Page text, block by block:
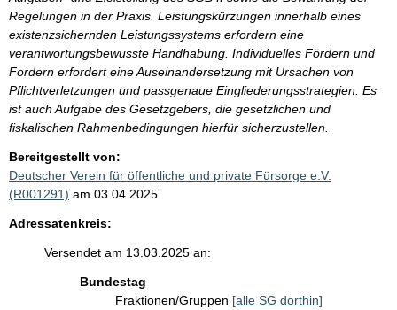
Regelungen in der Praxis. Leistungskürzungen innerhalb eines
existenzsichernden Leistungssystems erfordern eine
verantwortungsbewusste Handhabung. Individuelles Fördern und
Fordern erfordert eine Auseinandersetzung mit Ursachen von
Pflichtverletzungen und passgenaue Eingliederungsstrategien. Es
ist auch Aufgabe des Gesetzgebers, die gesetzlichen und
fiskalischen Rahmenbedingungen hierfür sicherzustellen.
Bereitgestellt von:
Deutscher Verein für öffentliche und private Fürsorge e.V.
(R001291) am 03.04.2025
Adressatenkreis:
Versendet am 13.03.2025 an:
Bundestag
Fraktionen/Gruppen [alle SG dorthin]